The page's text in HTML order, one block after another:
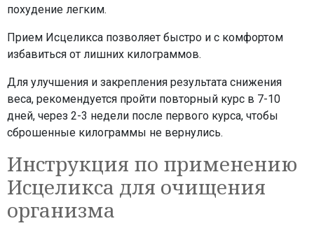
похудение легким.
Прием Исцеликса позволяет быстро и с комфортом
избавиться от лишних килограммов.
Для улучшения и закрепления результата снижения
веса, рекомендуется пройти повторный курс в 7-10
дней, через 2-3 недели после первого курса, чтобы
сброшенные килограммы не вернулись.
Инструкция по применению
Исцеликса для очищения
организма